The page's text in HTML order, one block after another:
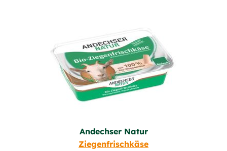
Andechser Natur
Ziegenfrischkäse